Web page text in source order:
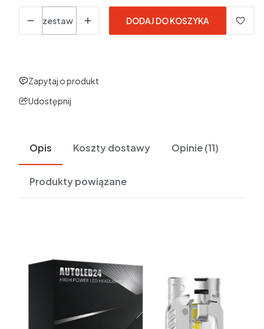
zestaw
DODAJ DO KOSZYKA
Zapytaj o produkt
Udostępnij
Opis Koszty dostawy Opinie (11)
Produkty powiązane